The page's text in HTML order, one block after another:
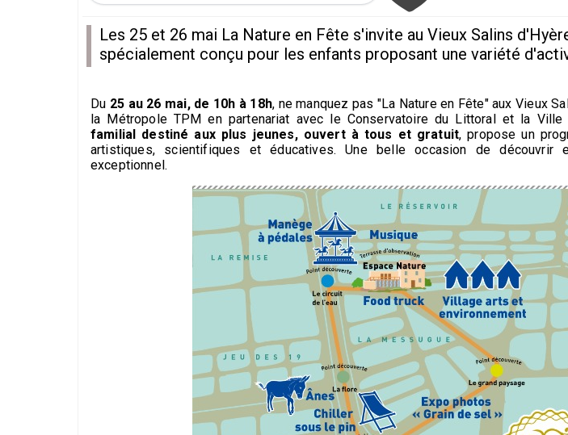
Les 25 et 26 mai La Nature en Fête s'invite au Vieux Salins
spécialement conçu pour les enfants proposant une variété
Du 25 au 26 mai, de 10h à 18h, ne manquez pas "La Nature en Fête" aux Vieux
la Métropole TPM en partenariat avec le Conservatoire du Littoral et la Ville
familial destiné aux plus jeunes, ouvert à tous et gratuit, propose un
artistiques, scientifiques et éducatives. Une belle occasion de
exceptionnel.